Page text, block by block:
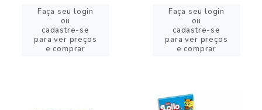
Faça seu login
ou
cadastre-se
para ver preços
e comprar
Faça seu login
ou
cadastre-se
para ver preços
e comprar